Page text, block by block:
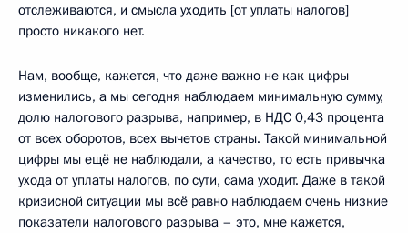
отслеживаются, и смысла уходить [от уплаты налогов]
просто никакого нет.
Нам, вообще, кажется, что даже важно не как цифры
изменились, а мы сегодня наблюдаем минимальную сумму,
долю налогового разрыва, например, в НДС 0,43 процента
от всех оборотов, всех вычетов страны. Такой минимальной
цифры мы ещё не наблюдали, а качество, то есть привычка
ухода от уплаты налогов, по сути, сама уходит. Даже в такой
кризисной ситуации мы всё равно наблюдаем очень низкие
показатели налогового разрыва – это, мне кажется,